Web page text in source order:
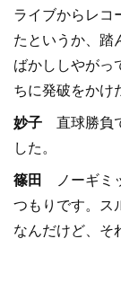
ライブからレコ
たというか、踏
ばかししやがっ
ちに発破をかけ
妙子 直球勝負
した。
篠田 ノーギミ
つもりです。ス
なんだけど、そ